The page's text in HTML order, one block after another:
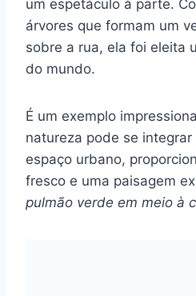
um espetáculo à parte.
árvores que formam um
sobre a rua, ela foi eleita
do mundo.
É um exemplo
natureza pode se
espaço urbano,
fresco e uma paisagem
pulmão verde em meio à